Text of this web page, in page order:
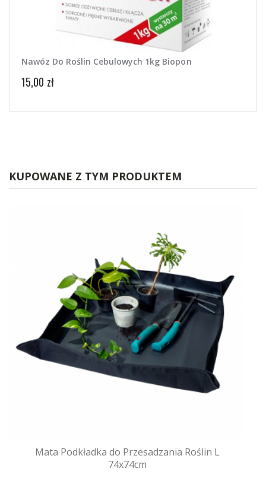
Nawóz Do Roślin Cebulowych 1kg Biopon
15,00 zł
KUPOWANE Z TYM PRODUKTEM
Mata Podkładka do Przesadzania Roślin L
74x74cm